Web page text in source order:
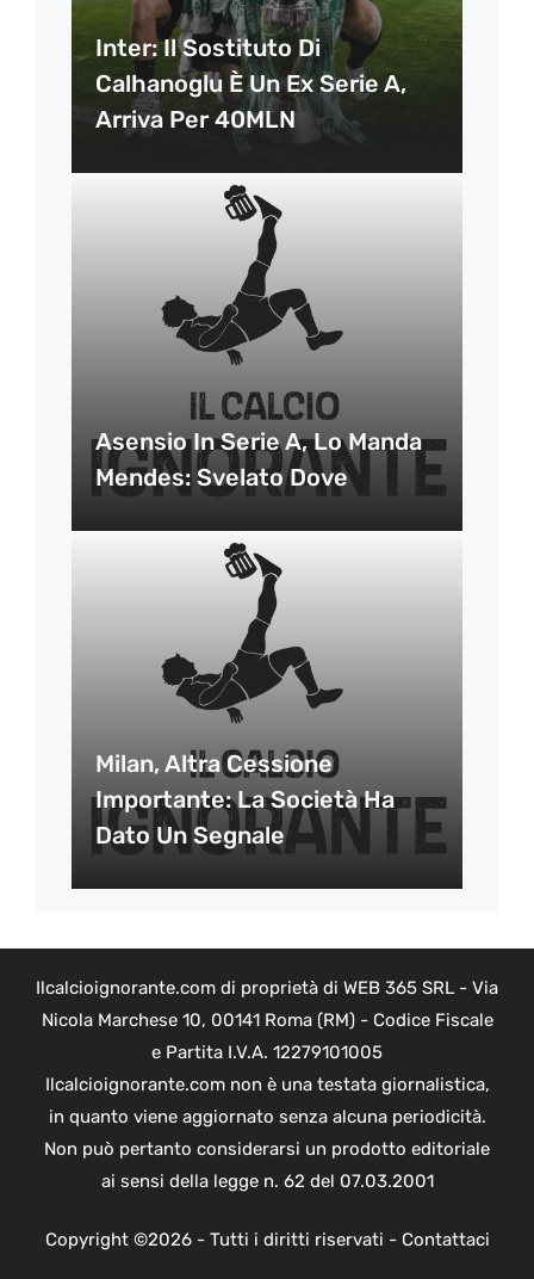
Inter: Il Sostituto Di
Calhanoglu È Un Ex Serie A,
Arriva Per 40MLN
Asensio In Serie A, Lo Manda
Mendes: Svelato Dove
Milan, Altra Cessione
Importante: La Società Ha
Dato Un Segnale
Ilcalcioignorante.com di proprietà di WEB 365 SRL - Via
Nicola Marchese 10, 00141 Roma (RM) - Codice Fiscale
e Partita I.V.A. 12279101005
Ilcalcioignorante.com non è una testata giornalistica,
in quanto viene aggiornato senza alcuna periodicità.
Non può pertanto considerarsi un prodotto editoriale
ai sensi della legge n. 62 del 07.03.2001
Copyright ©2026 - Tutti i diritti riservati - Contattaci